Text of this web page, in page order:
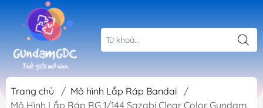
Trang chủ / Mô hình Lắp Ráp Bandai
/
Mô Hình Lắp Ráp RG 1/144 Sazabi Clear Color Gundam